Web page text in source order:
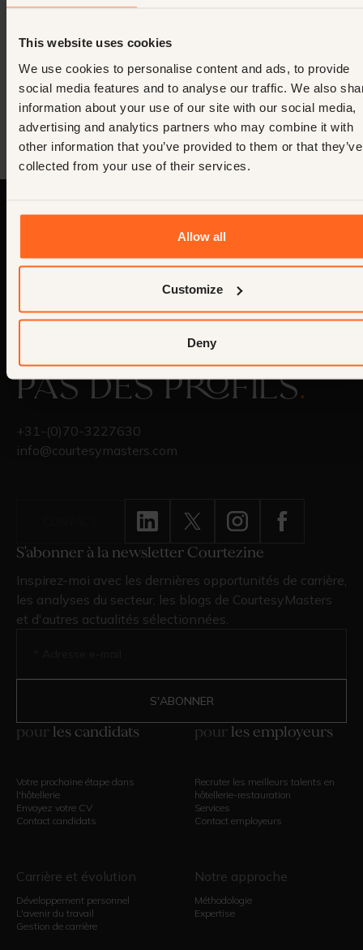
This website uses cookies
We use cookies to personalise content and ads, to provide
social media features and to analyse our traffic. We also
information about your use of our site with our social media,
advertising and analytics partners who may combine it with
other information that you’ve provided to them or that they’ve
collected from your use of their services.
Allow all
Customize
Deny
Nous voyons
des personnes,
pas des profils.
+31-(0)70-3227630
info@courtesymasters.com
S'abonner à la newsletter Courtezine
Inspirez-moi avec les dernières opportunités de carrière,
les analyses du secteur, les blogs de CourtesyMasters
et d'autres actualités sélectionnées.
pour les candidats
Votre prochaine étape dans
l'hôtellerie
Envoyez votre CV
Contact candidats
Carrière et évolution
Développement personnel
L'avenir du travail
Gestion de carrière
pour les employeurs
Recruter les meilleurs talents en
hôtellerie-restauration
Services
Contact employeurs
Notre approche
Méthodologie
Expertise